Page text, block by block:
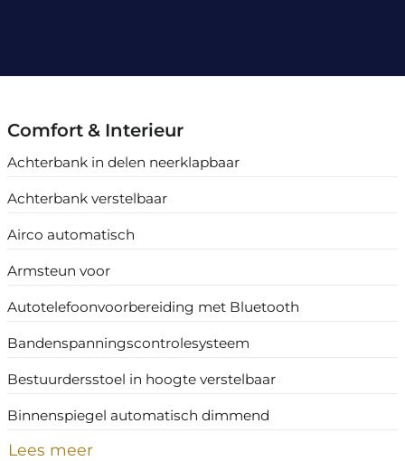
Comfort & Interieur
Achterbank in delen neerklapbaar
Achterbank verstelbaar
Airco automatisch
Armsteun voor
Autotelefoonvoorbereiding met Bluetooth
Bandenspanningscontrolesysteem
Bestuurdersstoel in hoogte verstelbaar
Binnenspiegel automatisch dimmend
Lees meer